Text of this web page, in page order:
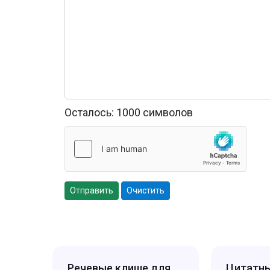
Осталось: 1000 символов
Отправить Очистить